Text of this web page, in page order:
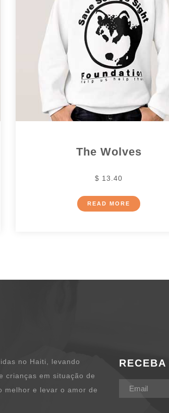
The Wolves
$ 13.40
READ MORE
no Haiti, levando
crianças em situação de
melhor e levar o amor de